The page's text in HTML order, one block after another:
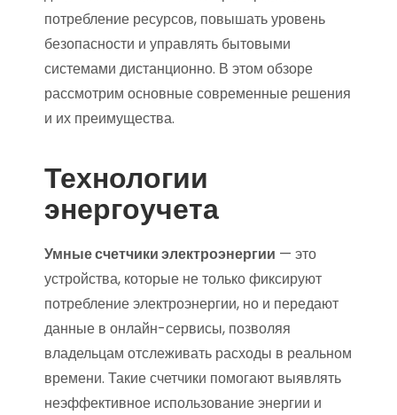
потребление ресурсов, повышать уровень
безопасности и управлять бытовыми
системами дистанционно. В этом обзоре
рассмотрим основные современные решения
и их преимущества.
Технологии
энергоучета
Умные счетчики электроэнергии — это
устройства, которые не только фиксируют
потребление электроэнергии, но и передают
данные в онлайн-сервисы, позволяя
владельцам отслеживать расходы в реальном
времени. Такие счетчики помогают выявлять
неэффективное использование энергии и